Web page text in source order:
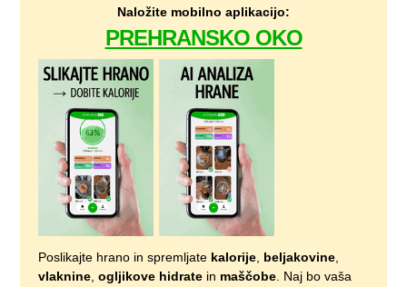
Naložite mobilno aplikacijo:
PREHRANSKO OKO
Poslikajte hrano in spremljate kalorije, beljakovine,
vlaknine,ogljikove hidrate in maščobe. Naj bo vaša